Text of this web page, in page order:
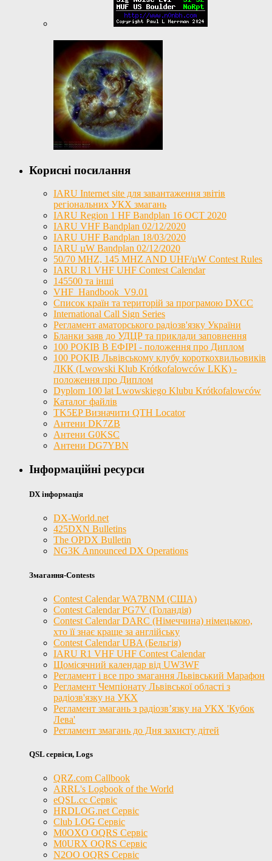
Корисні посилання
IARU Internet site для завантаження звітів
регіональних УКХ змагань
IARU Region 1 HF Bandplan 16 OCT 2020
IARU VHF Bandplan 02/12/2020
IARU UHF Bandplan 18/03/2020
IARU µW Bandplan 02/12/2020
50/70 MHZ, 145 MHZ AND UHF/µW Contest Rules
IARU R1 VHF UHF Contest Calendar
145500 та інші
VHF_Handbook_V9.01
Список країн та територій за програмою DXCC
International Call Sign Series
Регламент аматорського радіозв'язку України
Бланки заяв до УДЦР та приклади заповнення
100 РОКІВ В ЕФІРІ - положення про Диплом
100 РОКІВ Львівському клубу короткохвильовиків
ЛКК (Lwowski Klub Krótkofalowców LKK) -
положення про Диплом
Dyplom 100 lat Lwowskiego Klubu Krótkofalowców
Каталог файлів
TK5EP Визначити QTH Locator
Антени DK7ZB
Антени G0KSC
Антени DG7YBN
Інформаційні ресурси
DX інформація
DX-World.net
425DXN Bulletins
The OPDX Bulletin
NG3K Announced DX Operations
Змагання-Contests
Contest Calendar WA7BNM (США)
Contest Calendar PG7V (Голандія)
Contest Calendar DARC (Німеччина) німецькою,
хто її знає краще за англійську
Contest Calendar UBA (Бельгія)
IARU R1 VHF UHF Contest Calendar
Щомісячний календар від UW3WF
Регламент і все про змагання Львівський Марафон
Регламент Чемпіонату Львівської області з
радіозв'язку на УКХ
Регламент змагань з радіозв’язку на УКХ 'Кубок
Лева'
Регламент змагань до Дня захисту дітей
QSL сервіси, Logs
QRZ.com Callbook
ARRL's Logbook of the World
eQSL.cc Сервіс
HRDLOG.net Сервіс
Club LOG Сервіс
M0OXO OQRS Сервіс
M0URX OQRS Сервіс
N2OO OQRS Сервіс